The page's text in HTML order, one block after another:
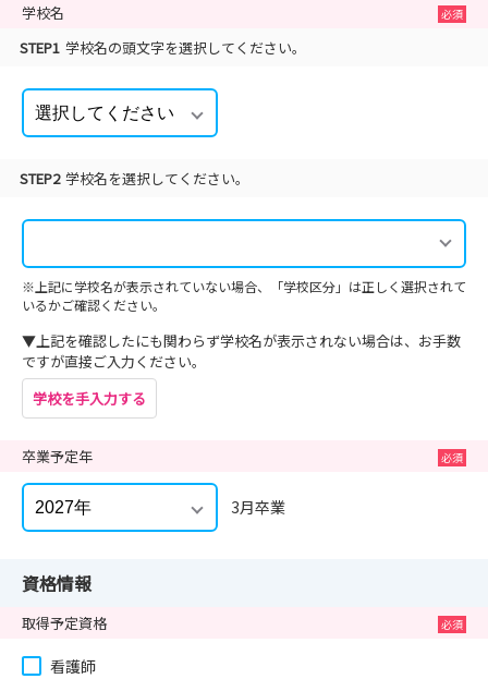
学校名
STEP1 学校名の頭文字を選択してください。
STEP2 学校名を選択してください。
※上記に学校名が表示されていない場合、「学校区分」は正しく選択されて
いるかご確認ください。
▼上記を確認したにも関わらず学校名が表示されない場合は、お手数
ですが直接ご入力ください。
学校を手入力する
卒業予定年
3月卒業
資格情報
取得予定資格
看護師